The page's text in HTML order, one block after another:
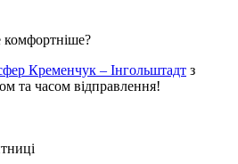
Кременчук – Інгольштадт з
та часом відправлення!